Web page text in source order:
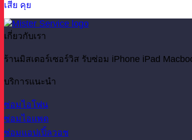
เกี่ยวกับเรา
ร้านมิสเตอร์เซอร์วิส รับซ่อม iPhone iPad
บริการแนะนำ
ซ่อมไอโฟน
ซ่อมไอแพด
ซ่อมแอปเปิ้ลวอช